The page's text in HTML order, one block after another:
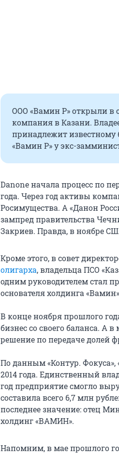
ООО «Вамин Р» открыли в
компания в Казани.
принадлежит известному
«Вамин Р» у экс-
Danone начала процесс по
года. Через год активы
Росимущества. А «Данон
зампред правительства
Закриев. Правда, в ноябре
Кроме этого, в совет
олигарха, владельца ПСО
одним руководителем стал
основателя холдинга
В конце ноября прошлого
бизнес со своего баланса. А
решение по передаче долей
По данным «Контур. Фокуса»,
2014 года. Единственный
год предприятие смогло
составила всего 6,7 млн
последнее значение: отец
холдинг «ВАМИН».
Напомним, в мае прошлого